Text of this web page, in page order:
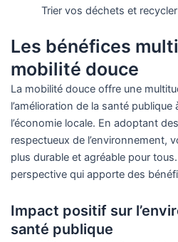
Trier vos déchets et
Les bénéfices
mobilité douce
La mobilité douce offre une
l’amélioration de la santé
l’économie locale. En adoptant
respectueux de l’environnement,
plus durable et agréable pour
perspective qui apporte des
Impact positif sur
santé publique